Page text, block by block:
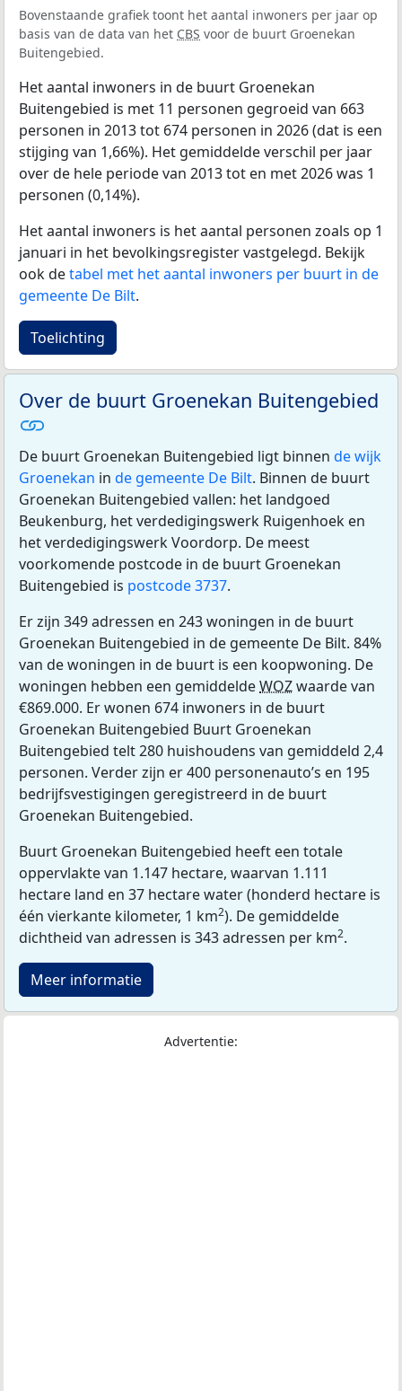
Bovenstaande grafiek toont het aantal inwoners per jaar op
basis van de data van het CBS voor de buurt Groenekan
Buitengebied.
Het aantal inwoners in de buurt Groenekan
Buitengebied is met 11 personen gegroeid van 663
personen in 2013 tot 674 personen in 2026 (dat is een
stijging van 1,66%). Het gemiddelde verschil per jaar
over de hele periode van 2013 tot en met 2026 was 1
personen (0,14%).
Het aantal inwoners is het aantal personen zoals op 1
januari in het bevolkingsregister vastgelegd. Bekijk
ook detabel met het aantal inwoners per buurt in de
gemeente De Bilt.
Toelichting
Over de buurt Groenekan Buitengebied
De buurt Groenekan Buitengebied ligt binnen de wijk
Groenekan in de gemeente De Bilt. Binnen de buurt
Groenekan Buitengebied vallen: het landgoed
Beukenburg, het verdedigingswerk Ruigenhoek en
het verdedigingswerk Voordorp. De meest
voorkomende postcode in de buurt Groenekan
Buitengebied is postcode 3737.
Er zijn 349 adressen en 243 woningen in de buurt
Groenekan Buitengebied in de gemeente De Bilt. 84%
van de woningen in de buurt is een koopwoning. De
woningen hebben een gemiddeldeWOZwaarde van
€869.000. Er wonen 674 inwoners in de buurt
Groenekan Buitengebied Buurt Groenekan
Buitengebied telt 280 huishoudens van gemiddeld 2,4
personen. Verder zijn er 400 personenauto’s en 195
bedrijfsvestigingen geregistreerd in de buurt
Groenekan Buitengebied.
Buurt Groenekan Buitengebied heeft een totale
oppervlakte van 1.147 hectare, waarvan 1.111
hectare land en 37 hectare water (honderd hectare is
één vierkante kilometer, 1 km2). De gemiddelde
dichtheid van adressen is 343 adressen per km2.
Meer informatie
Advertentie: